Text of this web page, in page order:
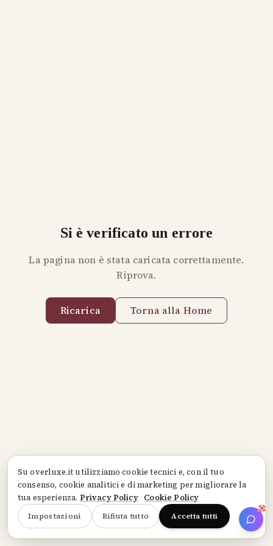
Suoverluxe.itutilizziamo cookie tecnici e, con il tuo
consenso, cookie analitici e di marketing per migliorare la
tua esperienza. Privacy Policy· Cookie Policy
Impostazioni Rifiuta tutto Accetta tutti
Si è verificato un errore
La pagina non è stata caricata correttamente.
Riprova.
Ricarica Torna alla Home